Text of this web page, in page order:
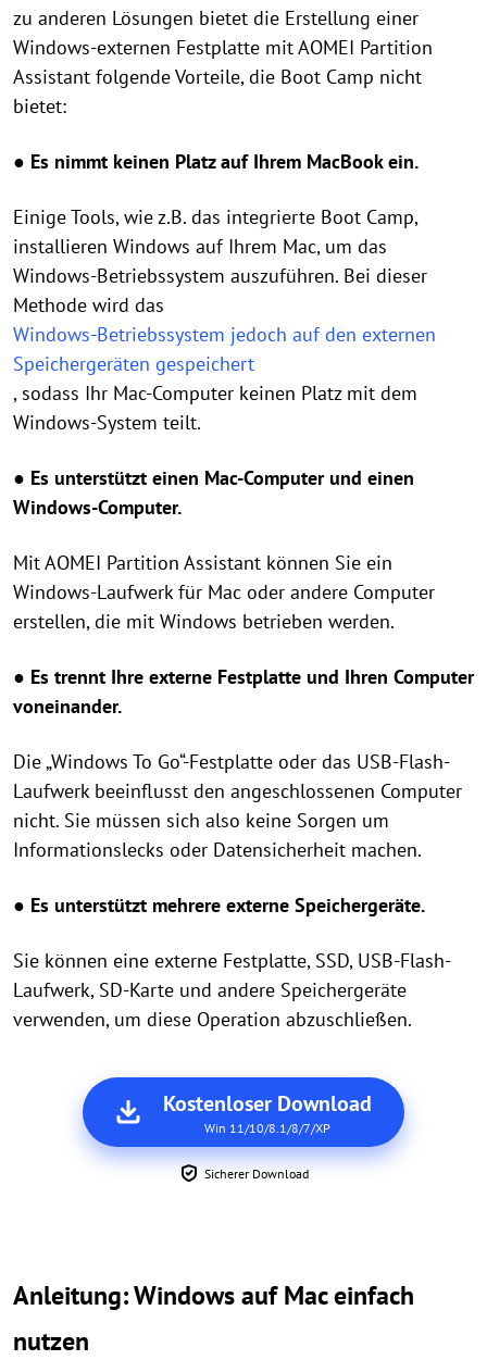
zu anderen Lösungen bietet die Erstellung einer
Windows-externen Festplatte mit AOMEI Partition
Assistant folgende Vorteile, die Boot Camp nicht
bietet:
● Es nimmt keinen Platz auf Ihrem MacBook ein.
Einige Tools, wie z.B. das integrierte Boot Camp,
installieren Windows auf Ihrem Mac, um das
Windows-Betriebssystem auszuführen. Bei dieser
Methode wird das
Windows-Betriebssystem jedoch auf den externen
Speichergeräten gespeichert
, sodass Ihr Mac-Computer keinen Platz mit dem
Windows-System teilt.
● Es unterstützt einen Mac-Computer und einen
Windows-Computer.
Mit AOMEI Partition Assistant können Sie ein
Windows-Laufwerk für Mac oder andere Computer
erstellen, die mit Windows betrieben werden.
● Es trennt Ihre externe Festplatte und Ihren Computer
voneinander.
Die „Windows To Go“-Festplatte oder das USB-Flash-
Laufwerk beeinflusst den angeschlossenen Computer
nicht. Sie müssen sich also keine Sorgen um
Informationslecks oder Datensicherheit machen.
● Es unterstützt mehrere externe Speichergeräte.
Sie können eine externe Festplatte, SSD, USB-Flash-
Laufwerk, SD-Karte und andere Speichergeräte
verwenden, um diese Operation abzuschließen.
Kostenloser Download
Win 11/10/8.1/8/7/XP
Sicherer Download
Anleitung: Windows auf Mac einfach
nutzen